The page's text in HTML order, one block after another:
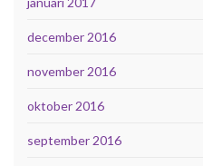
december 2016
november 2016
oktober 2016
september 2016